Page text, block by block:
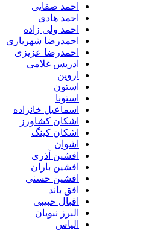
احمد صفایی
احمد هادی
احمد ولی زاده
احمدرضا شهریاری
احمدرضا عزیزی
ادریس غلامی
اروین
استون
استونا
اسماعیل خانزاده
اشکان کشاورز
اشکان کینگ
اشوان
افشین آذری
افشین باران
افشین حسنی
افق باند
اقبال حبیبی
البرز نبویان
الیاس